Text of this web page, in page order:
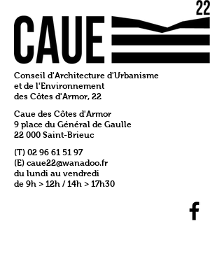
Conseil d'Architecture d'Urbanisme
et de l'Environnement
des Côtes d'Armor, 22
Caue des Côtes d'Armor
9 place du Général de Gaulle
22 000 Saint-Brieuc
(T) 02 96 61 51 97
(E) caue22@wanadoo.fr
du lundi au vendredi
de 9h > 12h / 14h > 17h30